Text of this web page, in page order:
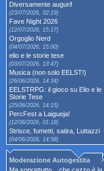
Diversamente auguri!
(23/07/2026, 02:19)
Fave Night 2026
(12/07/2026, 15:17)
Orgoglio Nerd
(04/07/2026, 15:00)
elio e le storie tese
(03/07/2026, 13:47)
Musica (non solo EELST!)
(26/06/2026, 14:34)
EELSTRPG: il gioco su Elio e le
Storie Tese
(25/06/2026, 14:15)
PercFest a Laigueja!
(12/06/2026, 01:18)
Strisce, fumetti, satira, Luttazzi
(04/06/2026, 14:58)
Moderazione Autogestita